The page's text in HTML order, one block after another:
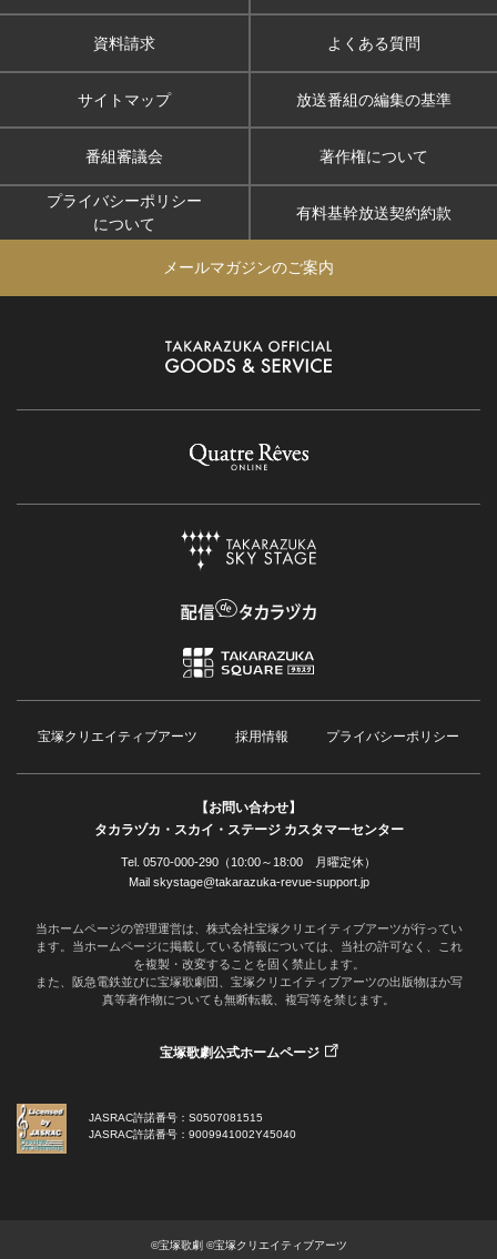
資料請求 よくある質問
サイトマップ 放送番組の編集の基準
番組審議会 著作権について
プライバシーポリシー
について
有料基幹放送契約約款
メールマガジンのご案内
宝塚クリエイティブアーツ 採用情報 プライバシーポリシー
【お問い合わせ】
タカラヅカ・スカイ・ステージ カスタマーセンター
Tel. 0570-000-290（10:00～18:00 月曜定休）
Mail skystage@takarazuka-revue-support.jp
当ホームページの管理運営は、株式会社宝塚クリエイティブアーツが行ってい
ます。当ホームページに掲載している情報については、当社の許可なく、これ
を複製・改変することを固く禁止します。
また、阪急電鉄並びに宝塚歌劇団、宝塚クリエイティブアーツの出版物ほか写
真等著作物についても無断転載、複写等を禁じます。
宝塚歌劇公式ホームページ
JASRAC許諾番号：S0507081515
JASRAC許諾番号：9009941002Y45040
©宝塚歌劇 ©宝塚クリエイティブアーツ